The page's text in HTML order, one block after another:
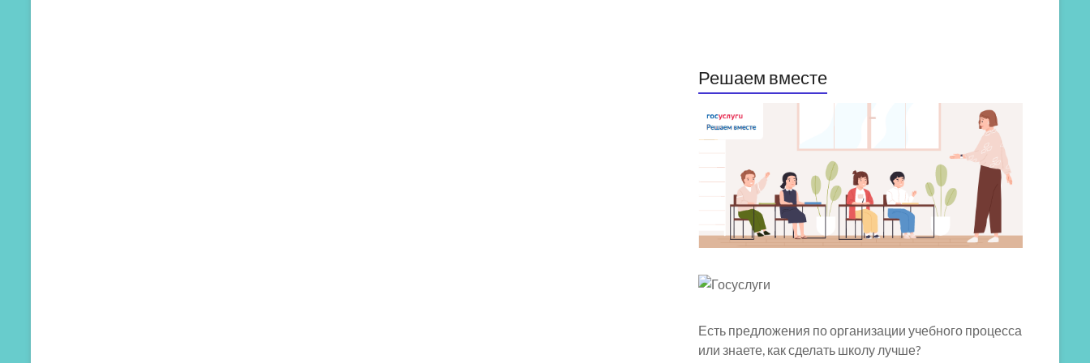
Решаем вместе
Есть предложения по организации учебного процесса
или знаете, как сделать школу лучше?